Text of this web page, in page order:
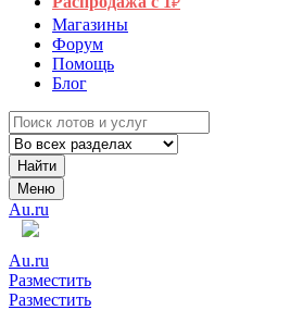
Магазины
Форум
Помощь
Блог
Найти
Меню
Au.ru
Au.ru
Разместить
Разместить